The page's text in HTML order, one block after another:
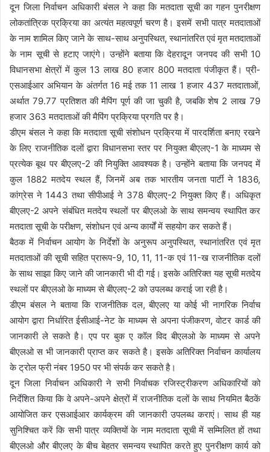
दून जिला निर्वाचन अधिकारी बंसल ने कहा कि मतदाता सूची का गहन पुनरीक्षण
लोकतांत्रिक प्रक्रिया का अत्यंत महत्वपूर्ण चरण है। इसमें सभी पात्र मतदाताओं
के नाम शामिल किए जाने के साथ-साथ अनुपस्थित, स्थानांतरित एवं मृत मतदाताओं
के नाम सूची से हटाए जाएंगे। उन्होंने बताया कि देहरादून जनपद की सभी 10
विधानसभा क्षेत्रों में कुल 13 लाख 80 हजार 800 मतदाता पंजीकृत हैं। प्री-
एसआईआर अभियान के अंतर्गत 16 मई तक 11 लाख 1 हजार 437 मतदाताओं,
अर्थात 79.77 प्रतिशत की मैपिंग पूर्ण की जा चुकी है, जबकि शेष 2 लाख 79
हजार 363 मतदाताओं की मैपिंग प्रक्रिया प्रगति पर है।
डीएम बंसल ने कहा कि मतदाता सूची संशोधन प्रक्रिया में पारदर्शिता बनाए रखने
के लिए राजनीतिक दलों द्वारा विधानसभा स्तर पर नियुक्त बीएलए-1 के माध्यम से
प्रत्येक बूथ पर बीएलए-2 की नियुक्ति आवश्यक है। उन्होंने बताया कि जनपद में
कुल 1882 मतदेय स्थल हैं, जिनमें अब तक भारतीय जनता पार्टी ने 1836,
कांग्रेस ने 1443 तथा सीपीआई ने 378 बीएलए-2 नियुक्त किए हैं। अधिकृत
बीएलए-2 अपने संबंधित मतदेय स्थलों पर बीएलओ के साथ समन्वय स्थापित कर
मतदाता सूची के परीक्षण, संशोधन एवं अन्य कार्यों में सहयोग कर सकते हैं।
बैठक में निर्वाचन आयोग के निर्देशों के अनुरूप अनुपस्थित, स्थानांतरित एवं मृत
मतदाताओं की सूची सहित प्रारूप-9, 10, 11, 11-क एवं 11-ख राजनीतिक दलों
के साथ साझा किए जाने की जानकारी भी दी गई। इसके अतिरिक्त यह सूची मतदेय
स्थलों पर बीएलओ के माध्यम से बीएलए-2 को उपलब्ध कराई जा रही है।
डीएम बंसल ने बताया कि राजनीतिक दल, बीएलए या कोई भी नागरिक निर्वाच
आयोग द्वारा निर्धारित ईसीआई-नेट के माध्यम से अपना पंजीकरण, वोटर कार्ड की
जानकारी ले सकते है। एप पर बुक ए कॉल विद बीएलओ के माध्यम से अपने
बीएलओ स भी जानकारी प्राप्त कर सकते है। इसके अतिरिक्त निर्वाचन कार्यालय
के ट्रोल फ्री नंबर 1950 पर भी संपर्क कर सकते है।
दून जिला निर्वाचन अधिकारी ने सभी निर्वाचक रजिस्ट्रीकरण अधिकारियों को
निर्देशित किया कि वे अपने-अपने क्षेत्रों में राजनीतिक दलों के साथ नियमित बैठकें
आयोजित कर एसआईआर कार्यक्रम की जानकारी उपलब्ध कराएं। साथ ही यह
सुनिश्चित करें कि सभी पात्र व्यक्तियों के नाम मतदाता सूची में सम्मिलित हों तथा
बीएलओ और बीएलए के बीच बेहतर समन्वय स्थापित करते हुए पुनरीक्षण कार्य को